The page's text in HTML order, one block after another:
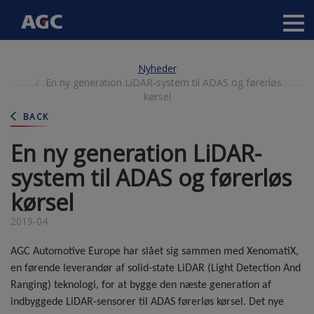
hovedindhold
Nyheder
En ny generation LiDAR-system til ADAS og førerløs
kørsel
BACK
En ny generation LiDAR-
system til ADAS og førerløs
kørsel
2019-04
AGC Automotive Europe har slået sig sammen med XenomatiX,
en førende leverandør af solid-state LiDAR (Light Detection And
Ranging) teknologi, for at bygge den næste generation af
indbyggede LiDAR-sensorer til ADAS førerløs kørsel. Det nye